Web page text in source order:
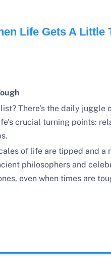
Life Gets A Little
There's the daily juggle
crucial turning points:
of life are tipped and
philosophers and
even when times are